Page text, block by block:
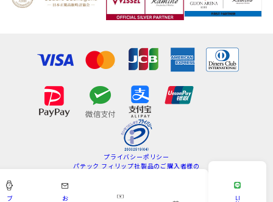
プライバシーポリシー
パテック フィリップ社製品のご購入者様の
サイトマップ
ブ お LI